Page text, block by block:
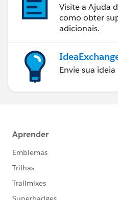
Visite a Ajuda
como obter
adicionais.
Envie sua